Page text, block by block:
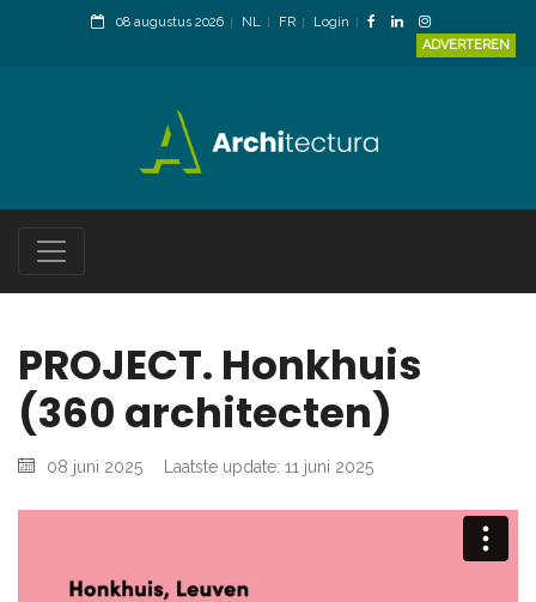
08 augustus 2026 NL FR
Login
ADVERTEREN
PROJECT. Honkhuis
(360 architecten)
08 juni 2025 Laatste update: 11 juni 2025